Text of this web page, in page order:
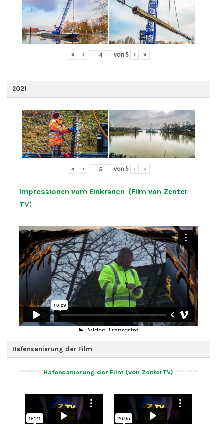
« ‹ von 5 › »
2021
« ‹ von 5 › »
Impressionen vom Einkranen (Film von Zenter
TV)
Hafensanierung der Film
Hafensanierung der Film (von ZenterTV)